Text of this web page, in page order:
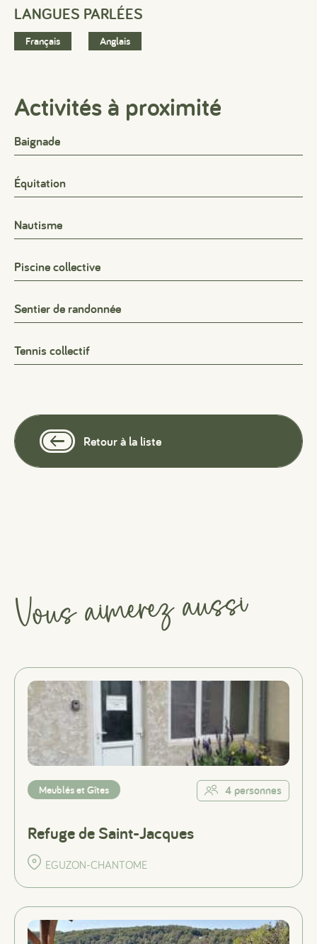
LANGUES PARLÉES
Français Anglais
Activités à proximité
Baignade
Équitation
Nautisme
Piscine collective
Sentier de randonnée
Tennis collectif
Retour à la liste
Vous aimerez aussi
Meublés et Gîtes 4 personnes
Refuge de Saint-Jacques
EGUZON-CHANTOME
# # #